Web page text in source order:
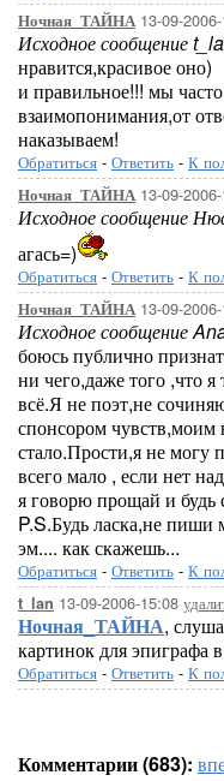
Ночная_ТАЙНА 13-09-
Исходное сообщение
нравится,красивое оно)
и правильное!!! мы
взаимопонимания,от
наказываем!
Обратиться - Ответить - К
Ночная_ТАЙНА 13-09-
Исходное сообщение
агась=)
Обратиться - Ответить - К
Ночная_ТАЙНА 13-09-
Исходное сообщение
боюсь публично
ни чего,даже того ,что
всё.Я не поэт,не
спонсором чувств,моим
стало.Прости,я не могу
всего мало , если нет
я говорю прощай и будь
P.S.Будь ласка,не пиши
эм.... как скажешь...
Обратиться - Ответить - К
t_lan 13-09-2006-15:08
Ночная_ТАЙНА,
картинок для эпиграфа
Обратиться - Ответить - К
Комментарии (683):